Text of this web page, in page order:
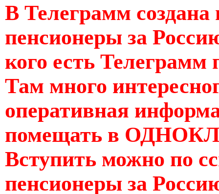
В Телеграмм
пенсионеры за
кого есть Телеграмм
Там много
оперативная
помещать в
Вступить можно по
пенсионеры за